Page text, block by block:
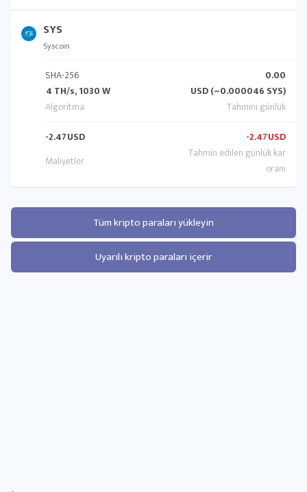
SYS
Syscoin
SHA-256
4 TH/s, 1030 W
0.00
USD (~0.000046 SYS)
-2.47USD -2.47USD
Tüm kripto paraları yükleyin
Uyarılı kripto paraları içerir